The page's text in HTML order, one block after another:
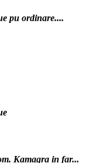
pu ordinare....
Kamagra in far...